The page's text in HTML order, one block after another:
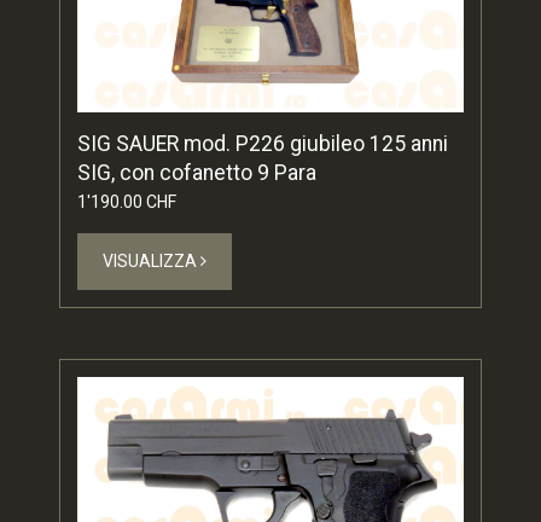
SIG SAUER mod. P226 giubileo 125 anni
SIG, con cofanetto 9 Para
1'190.00 CHF
VISUALIZZA